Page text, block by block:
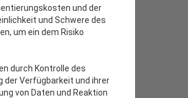
und der
und Schwere des
um ein dem Risiko
durch Kontrolle des
der Verfügbarkeit und ihrer
von Daten und Reaktion